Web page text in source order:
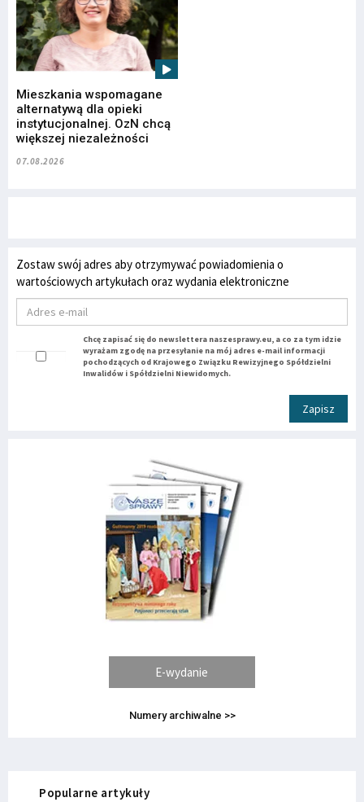
Mieszkania wspomagane
alternatywą dla opieki
instytucjonalnej. OzN chcą
większej niezależności
07.08.2026
Zostaw swój adres aby otrzymywać powiadomienia o
wartościowych artykułach oraz wydania elektroniczne
Chcę zapisać się do newslettera naszesprawy.eu, a co za tym idzie
wyrażam zgodę na przesyłanie na mój adres e-mail informacji
pochodzących od Krajowego Związku Rewizyjnego Spółdzielni
Inwalidów i Spółdzielni Niewidomych.
Zapisz
E-wydanie
Numery archiwalne >>
Popularne artykuły